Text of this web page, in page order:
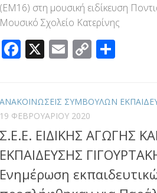
(ΕΜ16) στη μουσική ειδίκευση
Μουσικό Σχολείο Κατερίνης
Facebook
X Email
Copy
ΑΝΑΚΟΙΝΩΣΕΙΣ ΣΥΜΒΟΥΛΩΝ
19 ΦΕΒΡΟΥΑΡΊΟΥ 2020
Σ.Ε.Ε. ΕΙΔΙΚΗΣ ΑΓΩΓΗΣ
ΕΚΠΑΙΔΕΥΣΗΣ
Ενημέρωση